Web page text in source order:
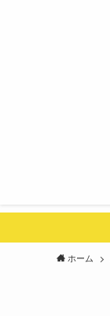
ホーム